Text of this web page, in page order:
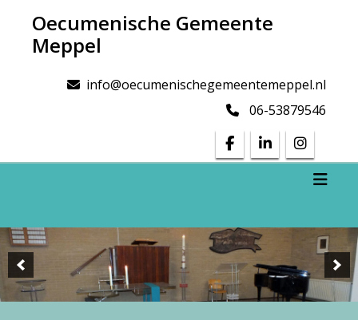
inhoud
Oecumenische Gemeente
Meppel
info@oecumenischegemeentemeppel.nl
06-53879546